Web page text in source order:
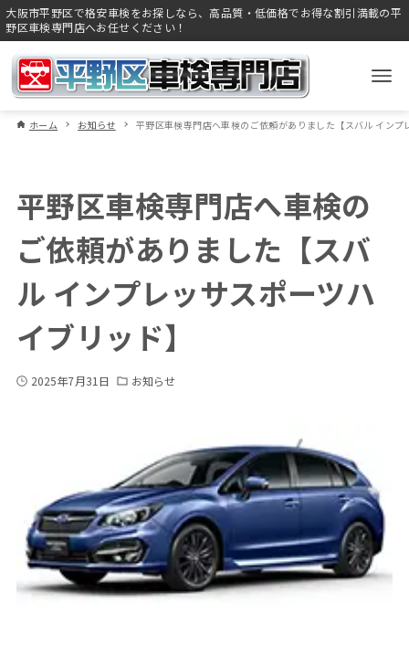
大阪市平野区で格安車検をお探しなら、高品質・低価格でお得な割引満載の平
野区車検専門店へお任せください！
ホーム お知らせ 平野区車検専門店へ車検のご依頼がありました【スバル イン
平野区車検専門店へ車検の
ご依頼がありました【スバ
ル インプレッサスポーツハ
イブリッド】
2025年7月31日 お知らせ